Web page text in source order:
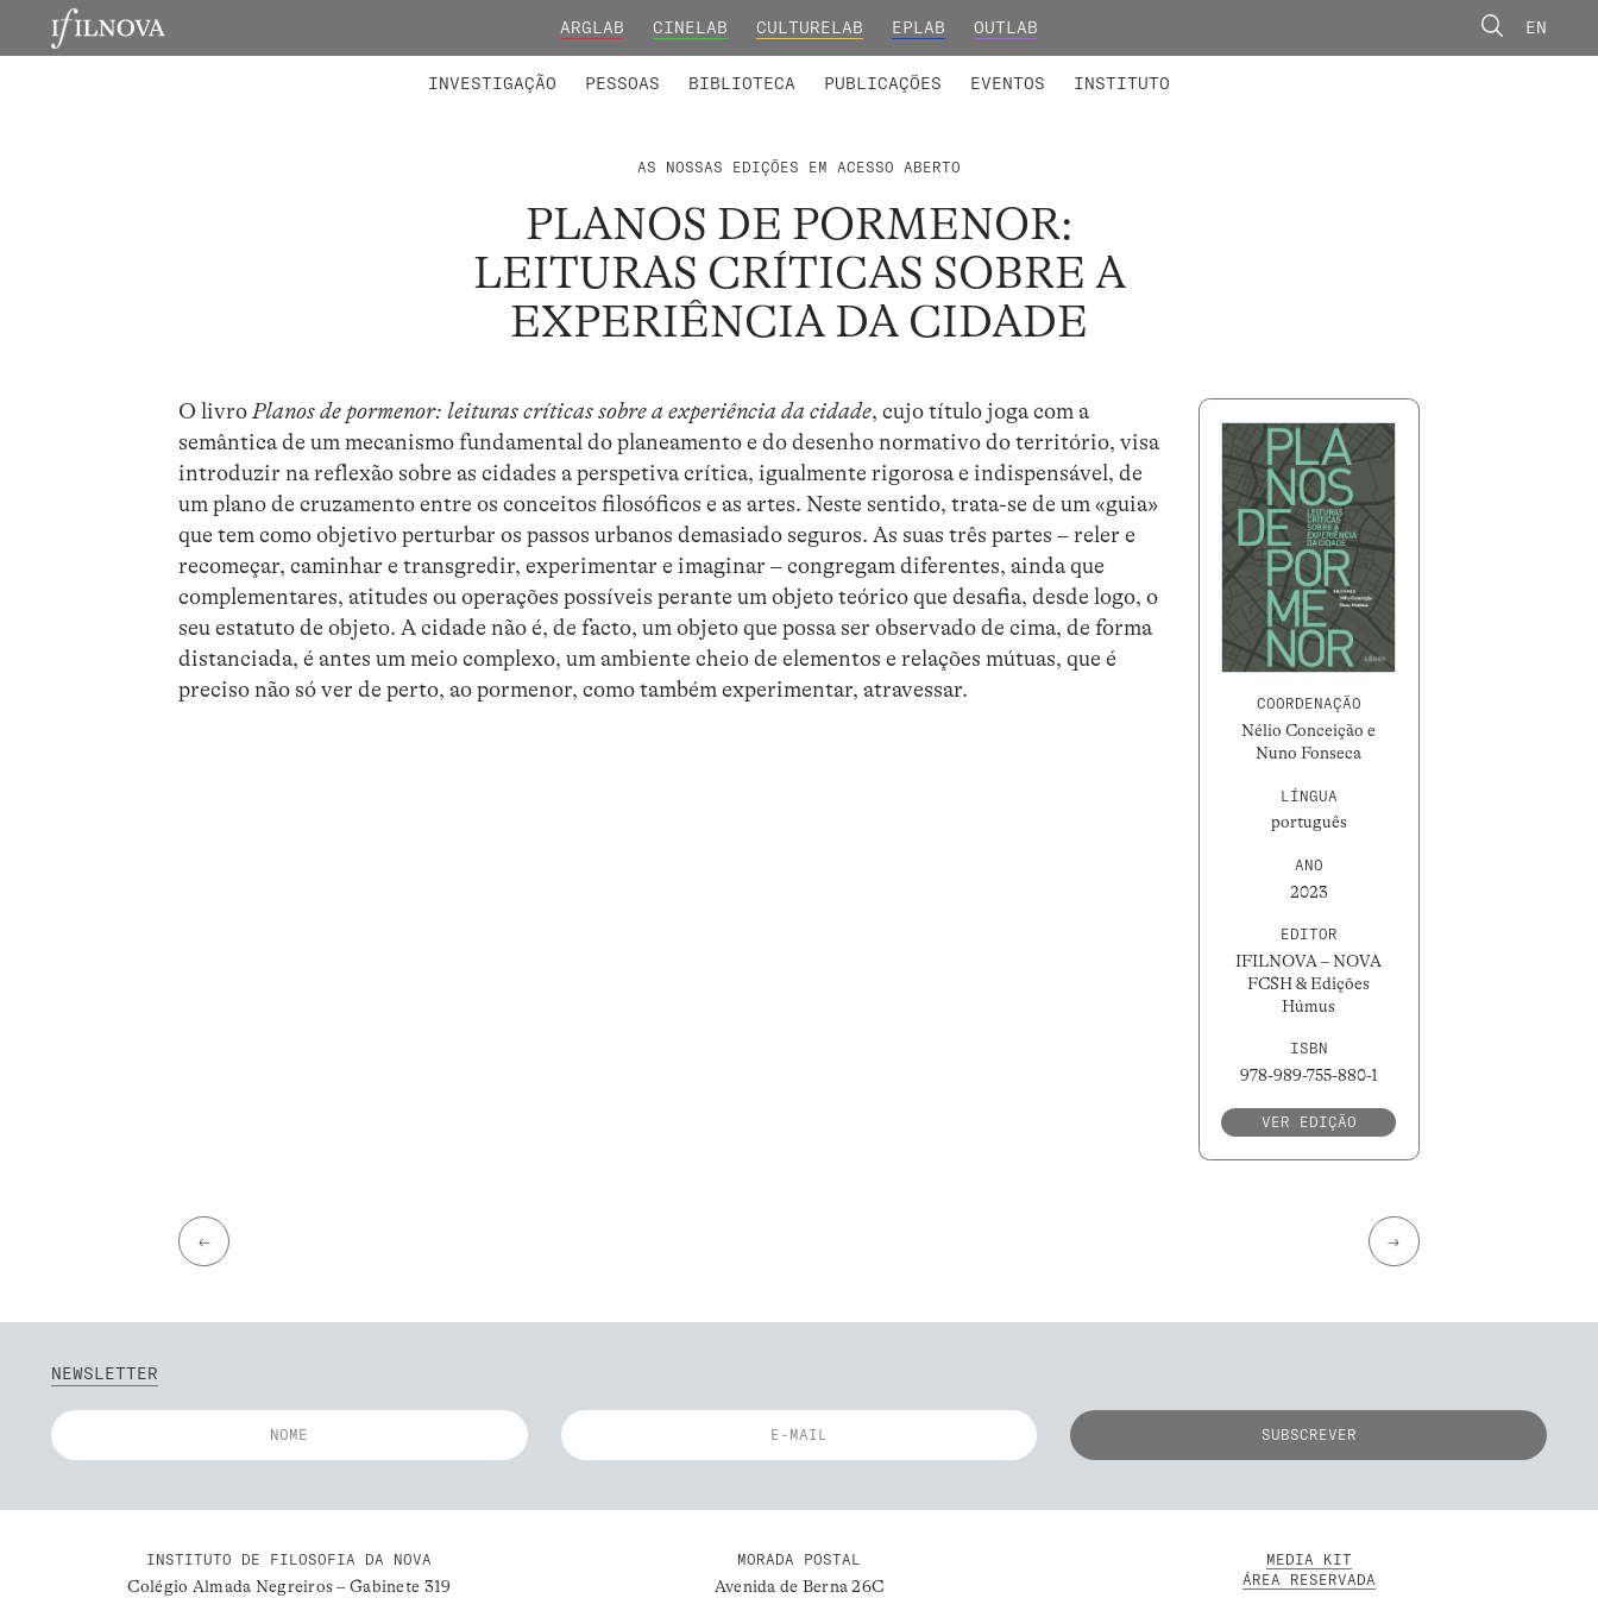
ARGLAB CINELAB CULTURELAB EPLAB OUTLAB EN
INVESTIGAÇÃO PESSOAS BIBLIOTECA PUBLICAÇÕES EVENTOS INSTITUTO
AS NOSSAS EDIÇÕES EM ACESSO ABERTO
PLANOS DE PORMENOR:
LEITURAS CRÍTICAS SOBRE A
EXPERIÊNCIA DA CIDADE
O livroPlanos de pormenor: leituras críticas sobre a experiência da cidade, cujo título joga com a
semântica de um mecanismo fundamental do planeamento e do desenho normativo do território, visa
introduzir na reflexão sobre as cidades a perspetiva crítica, igualmente rigorosa e indispensável, de
um plano de cruzamento entre os conceitos filosóficos e as artes. Neste sentido, trata-se de um «guia»
que tem como objetivo perturbar os passos urbanos demasiado seguros. As suas três partes – reler e
recomeçar, caminhar e transgredir, experimentar e imaginar – congregam diferentes, ainda que
complementares, atitudes ou operações possíveis perante um objeto teórico que desafia, desde logo, o
seu estatuto de objeto. A cidade não é, de facto, um objeto que possa ser observado de cima, de forma
distanciada, é antes um meio complexo, um ambiente cheio de elementos e relações mútuas, que é
preciso não só ver de perto, ao pormenor, como também experimentar, atravessar.
COORDENAÇÃO
Nélio Conceição e
Nuno Fonseca
LÍNGUA
português
ANO
2023
EDITOR
IFILNOVA – NOVA
FCSH & Edições
Húmus
ISBN
978-989-755-880-1
VER EDIÇÃO
← →
NEWSLETTER
INSTITUTO DE FILOSOFIA DA NOVA
Colégio Almada Negreiros – Gabinete 319
MORADA POSTAL
Avenida de Berna 26C
MEDIA KIT
ÁREA RESERVADA